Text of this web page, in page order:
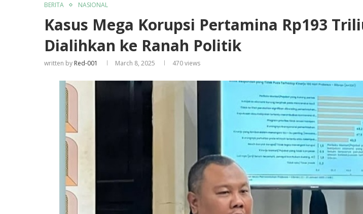
BERITA NASIONAL
Kasus Mega Korupsi Pertamina Rp193
Dialihkan ke Ranah Politik
written by Red-001 March 8, 2025 470views